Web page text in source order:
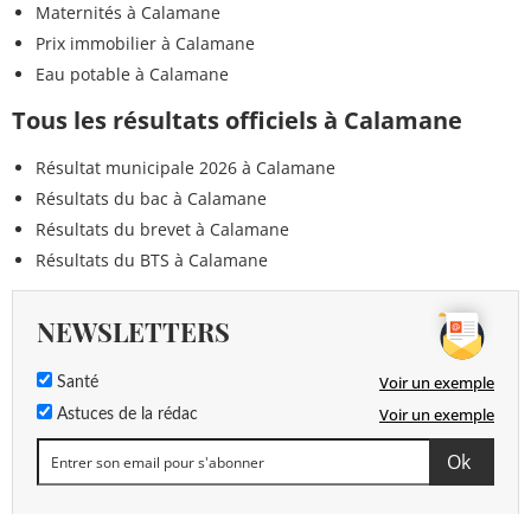
Maternités à Calamane
Prix immobilier à Calamane
Eau potable à Calamane
Tous les résultats officiels à Calamane
Résultat municipale 2026 à Calamane
Résultats du bac à Calamane
Résultats du brevet à Calamane
Résultats du BTS à Calamane
NEWSLETTERS
Santé Voir un exemple
Astuces de la rédac Voir un exemple